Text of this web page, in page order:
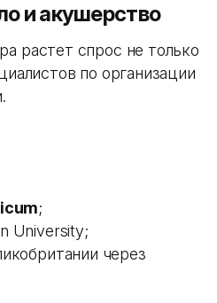
и акушерство
растет спрос не только
по организации
;
University;
через